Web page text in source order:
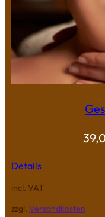
Details
incl. VAT
zzgl. Versandkosten